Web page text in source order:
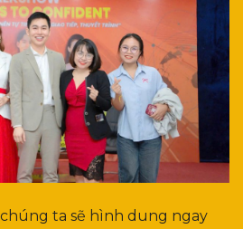
chúng ta sẽ hình dung ngay